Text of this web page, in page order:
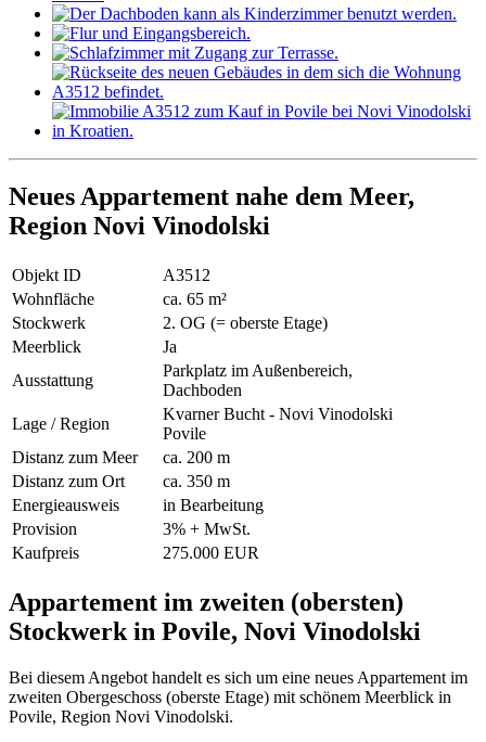
Neues Appartement nahe dem Meer,
Region Novi Vinodolski
Objekt ID
A3512
Wohnfläche
ca. 65 m²
Stockwerk
2. OG (= oberste Etage)
Meerblick
Ja
Ausstattung
Parkplatz im Außenbereich,
Dachboden
Lage / Region
Kvarner Bucht - Novi Vinodolski
Povile
Distanz zum Meer
ca. 200 m
Distanz zum Ort
ca. 350 m
Energieausweis
in Bearbeitung
Provision
3% + MwSt.
Kaufpreis
275.000 EUR
Appartement im zweiten (obersten)
Stockwerk in Povile, Novi Vinodolski
Bei diesem Angebot handelt es sich um eine neues Appartement im
zweiten Obergeschoss (oberste Etage) mit schönem Meerblick in
Povile, Region Novi Vinodolski.